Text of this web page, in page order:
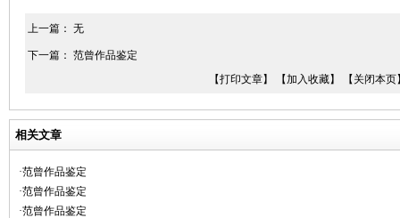
上一篇： 无
下一篇： 范曾作品鉴定
【打印文章】
【加入收藏】 【关闭本页
相关文章
·范曾作品鉴定
·范曾作品鉴定
·范曾作品鉴定